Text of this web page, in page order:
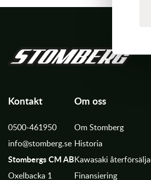
Variatordelar
Vinterprodukter
Kontakt
0500-461950
info@stomberg.se
Stombergs CM AB
Oxelbacka 1
Om oss
Om Stomberg
Historia
Kawasaki
Finansiering